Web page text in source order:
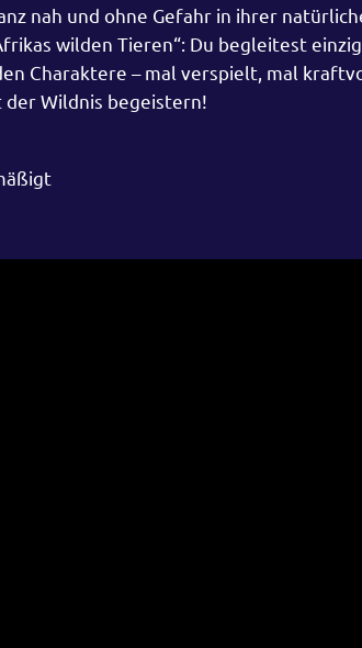
nah und ohne Gefahr in ihrer
wilden Tieren“: Du begleitest
Charaktere – mal verspielt, mal
der Wildnis begeistern!